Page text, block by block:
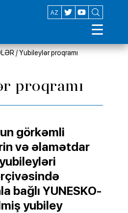
AZ
EN
/Yubileylər proqramı
proqramı
görkəmli
və əlаmətdаr
bağlı YUNESKO-
yubiley